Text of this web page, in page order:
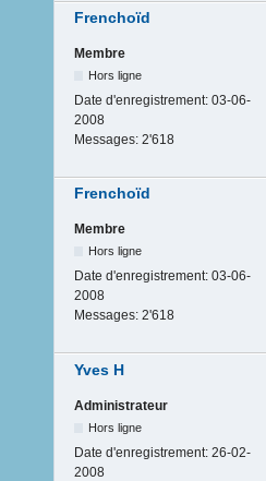
Frenchoïd
Membre
Hors ligne
Date d'enregistrement: 03-06-
2008
Messages: 2'618
Frenchoïd
Membre
Hors ligne
Date d'enregistrement: 03-06-
2008
Messages: 2'618
Yves H
Administrateur
Hors ligne
Date d'enregistrement: 26-02-
2008